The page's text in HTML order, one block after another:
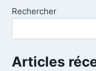
Rechercher
Articles